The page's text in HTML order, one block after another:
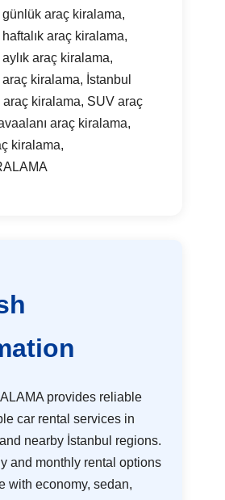
araç kiralama,
araç kiralama,
araç kiralama,
kiralama, İstanbul
araç kiralama, SUV araç
araç kiralama,
kiralama,
provides reliable
car rental services in
nearby İstanbul regions.
and monthly rental options
with economy, sedan,